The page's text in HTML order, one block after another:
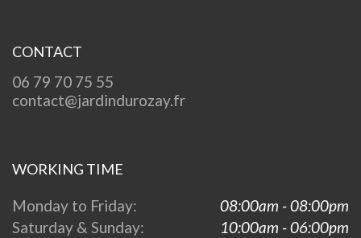
CONTACT
06 79 70 75 55
contact@jardindurozay.fr
WORKING TIME
Monday to Friday:
08:00am - 08:00pm
Saturday & Sunday:
10:00am - 06:00pm